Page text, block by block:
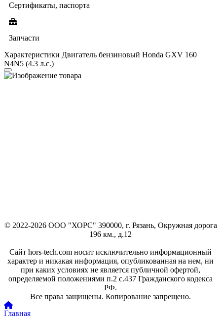
Сертификаты, паспорта
Запчасти
Характеристики Двигатель бензиновый Honda GXV 160
N4N5 (4.3 л.с.)
© 2022-2026 ООО "ХОРС" 390000, г. Рязань, Окружная дорога
196 км., д.12
Сайт hors-tech.com носит исключительно информационный
характер и никакая информация, опубликованная на нем, ни
при каких условиях не является публичной офертой,
определяемой положениями п.2 с.437 Гражданского кодекса
РФ.
Все права защищены. Копирование запрещено.
Главная